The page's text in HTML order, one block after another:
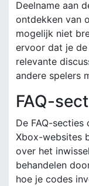
Deelname aan
ontdekken van
mogelijk niet
ervoor dat je
relevante
andere spelers
FAQ-
De FAQ-
Xbox-websites
over het
behandelen
hoe je codes